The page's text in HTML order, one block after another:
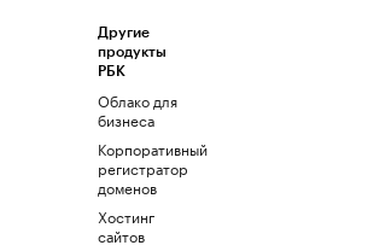
Другие
продукты
РБК
Облако для
бизнеса
Корпоративный
регистратор
доменов
Хостинг
сайтов